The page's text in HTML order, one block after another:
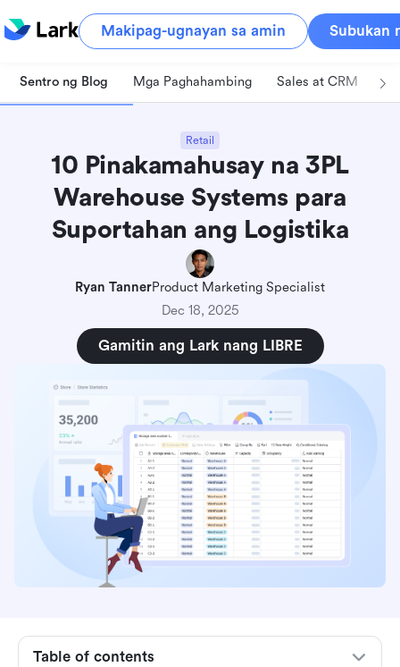
Makipag-ugnayan sa amin Subukan
Sentro ng Blog Mga Paghahambing Sales at CRM
Retail
10 Pinakamahusay na 3PL
Warehouse Systems para
Suportahan ang Logistika
Ryan TannerProduct Marketing Specialist
Dec 18, 2025
Gamitin ang Lark nang LIBRE
Table of contents
Mga pangunahing punto: sistema ng
pamamahala ng imbentaryo ng 3PL
Pangkalahatang larawan ng sistema ng